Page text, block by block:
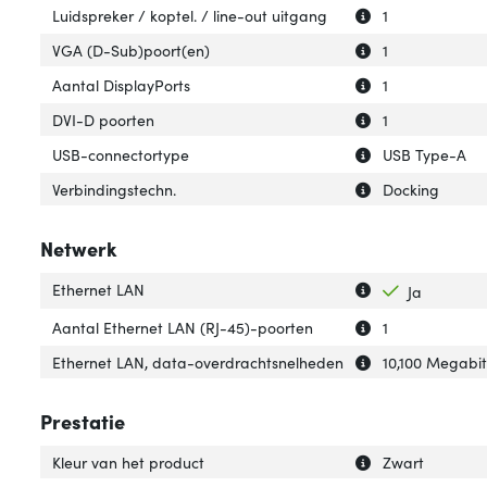
Uitleg over
Verberg uitleg
Luidspreker / koptel. / line-out uitgang
1
Uitleg over 'VGA
Verberg uitleg
VGA (D-Sub)poort(en)
1
Uitleg over
Verberg uitleg
Aantal DisplayPorts
1
Uitleg over 'DVI-
Verberg uitleg
DVI-D poorten
1
Uitleg over
Verberg uitleg
USB-connectortype
USB Type-A
Uitleg over
Verberg uitleg
Verbindingstechn. Docking
Netwerk
Uitleg over
Verberg uitleg
Ethernet LAN
Ja
Uitleg over
Verberg uitleg
Aantal Ethernet LAN (RJ-45)-poorten
1
Uitleg over
Verberg uitleg
Ethernet LAN, data-overdrachtsnelheden 10,100
Prestatie
Uitleg over
Verberg uitleg
Kleur van het product
Zwart